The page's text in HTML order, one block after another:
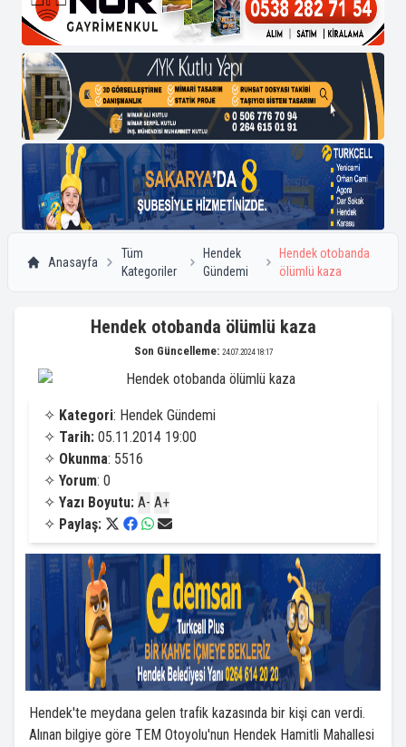
Anasayfa
Tüm
Kategoriler
Hendek
Gündemi
Hendek otobanda
ölümlü kaza
Hendek otobanda ölümlü kaza
Son Güncelleme: 24.07.2024 18:17
✧ Kategori: Hendek Gündemi
✧ Tarih: 05.11.2014 19:00
✧ Okunma: 5516
✧ Yorum: 0
✧ Yazı Boyutu: A- A+
✧ Paylaş:
Hendek'te meydana gelen trafik kazasında bir kişi can verdi.
Alınan bilgiye göre TEM Otoyolu'nun Hendek Hamitli Mahallesi